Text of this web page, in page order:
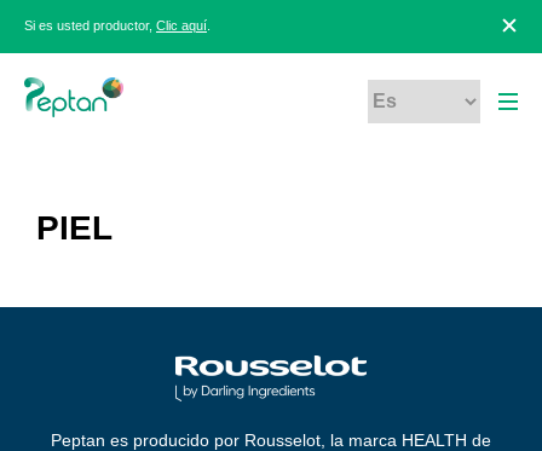
Si es usted productor, Clic aquí
PIEL
Peptan es producido por Rousselot, la marca HEALTH de